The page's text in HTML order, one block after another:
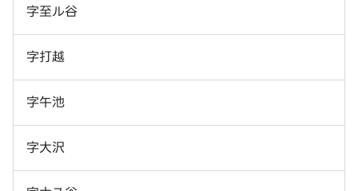
字至ル谷
字打越
字午池
字大沢